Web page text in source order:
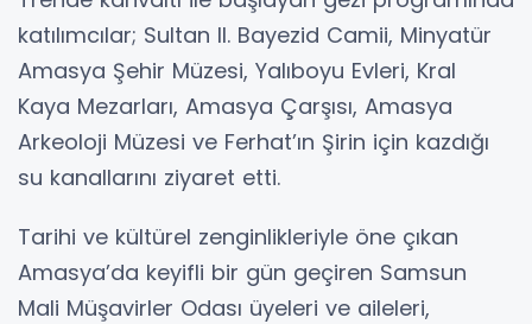
katılımcılar; Sultan II. Bayezid Camii, Minyatür
Amasya Şehir Müzesi, Yalıboyu Evleri, Kral
Kaya Mezarları, Amasya Çarşısı, Amasya
Arkeoloji Müzesi ve Ferhat’ın Şirin için kazdığı
su kanallarını ziyaret etti.
Tarihi ve kültürel zenginlikleriyle öne çıkan
Amasya’da keyifli bir gün geçiren Samsun
Mali Müşavirler Odası üyeleri ve aileleri,